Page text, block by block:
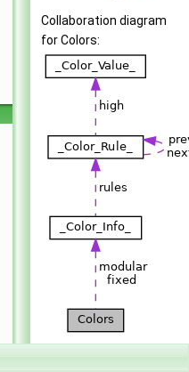
Collaboration diagram
for Colors:
[legend]